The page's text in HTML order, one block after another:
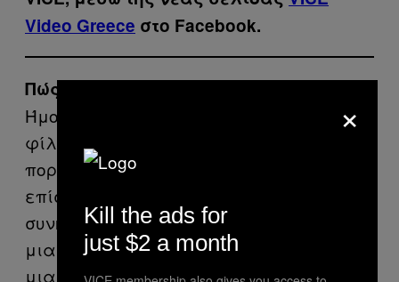
Video Greece στο Facebook.
Πώς ξεκίνησε να σου αρέσει το πορνό;
Ήμουν πολύ μαζεμένος ως μαθητής. Οι
φίλοι μου αυνανίζονταν διαβάζοντας
πορνοπεριοδικά. Ένας φίλος μου είχε
επίσης CD player, που τότε δεν ήταν πολύ
συνηθισμένο. Υποσχέθηκε να μου δείξει
μια τέτοια ταινία και το έκανε. Ήταν
μια στρέιτ τσόντα.
×
Kill the ads for
just $2 a month